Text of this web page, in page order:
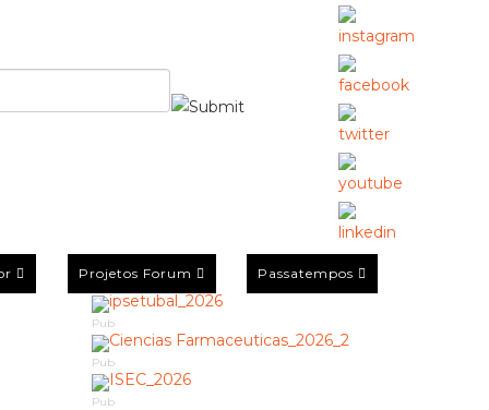
Projetos Forum Passatempos
Pub
Pub
Pub